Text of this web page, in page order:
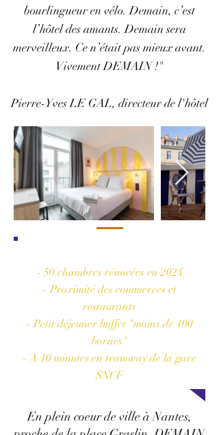
bourlingueur en vélo. Demain, c’est
l’hôtel des amants. Demain sera
merveilleux. Ce n’était pas mieux avant.
Vivement DEMAIN !"
Pierre-Yves LE GAL, directeur de l'hôtel
- 50 chambres rénovées en 2024
- Proximité des commerces et
restaurants
- Petit déjeuner buffet "moins de 100
bornes"
- A 10 minutes en tramway de la gare
SNCF
En plein coeur de ville à Nantes,